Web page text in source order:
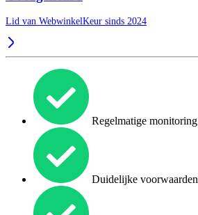
Lid van WebwinkelKeur sinds 2024
Regelmatige monitoring
Duidelijke voorwaarden